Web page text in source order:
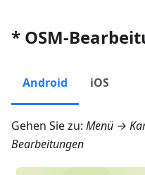
* OSM-
Android iOS
Gehen Sie zu: Menü →
Bearbeitungen